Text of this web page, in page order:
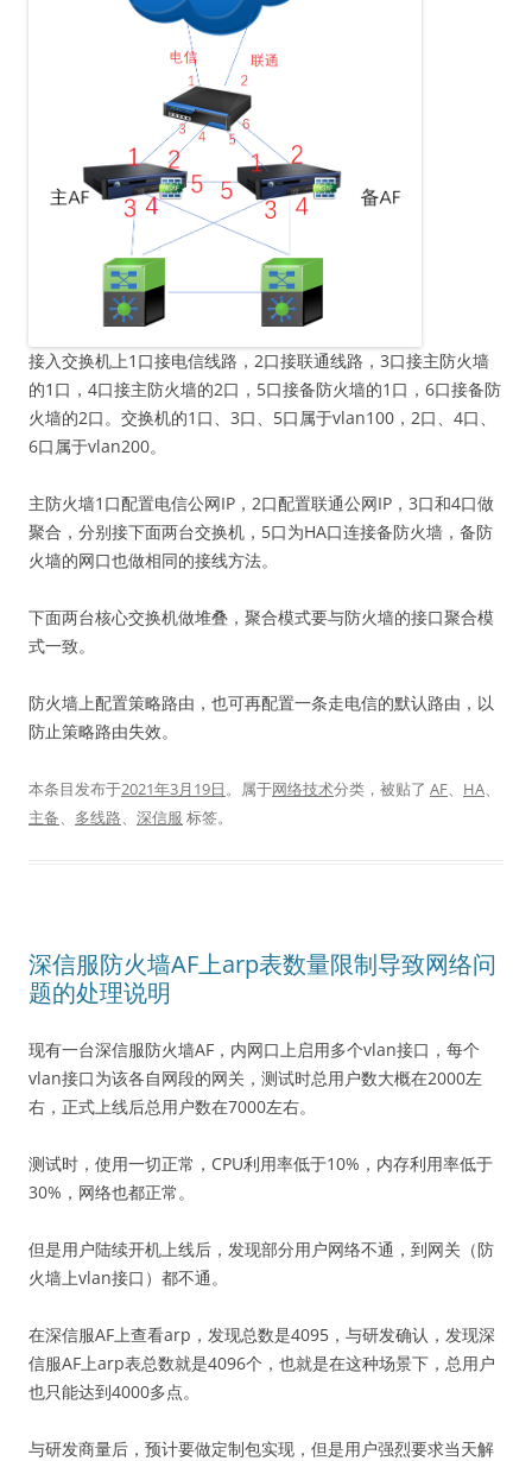
接入交换机上1口接电信线路，2口接联通线路，3口接主防火墙
的1口，4口接主防火墙的2口，5口接备防火墙的1口，6口接备防
火墙的2口。交换机的1口、3口、5口属于vlan100，2口、4口、
6口属于vlan200。
主防火墙1口配置电信公网IP，2口配置联通公网IP，3口和4口做
聚合，分别接下面两台交换机，5口为HA口连接备防火墙，备防
火墙的网口也做相同的接线方法。
下面两台核心交换机做堆叠，聚合模式要与防火墙的接口聚合模
式一致。
防火墙上配置策略路由，也可再配置一条走电信的默认路由，以
防止策略路由失效。
本条目发布于2021年3月19日。属于网络技术分类，被贴了 AF、 HA、
主备、 多线路、 深信服 标签。
深信服防火墙AF上arp表数量限制导致网络问
题的处理说明
现有一台深信服防火墙AF，内网口上启用多个vlan接口，每个
vlan接口为该各自网段的网关，测试时总用户数大概在2000左
右，正式上线后总用户数在7000左右。
测试时，使用一切正常，CPU利用率低于10%，内存利用率低于
30%，网络也都正常。
但是用户陆续开机上线后，发现部分用户网络不通，到网关（防
火墙上vlan接口）都不通。
在深信服AF上查看arp，发现总数是4095，与研发确认，发现深
信服AF上arp表总数就是4096个，也就是在这种场景下，总用户
也只能达到4000多点。
与研发商量后，预计要做定制包实现，但是用户强烈要求当天解